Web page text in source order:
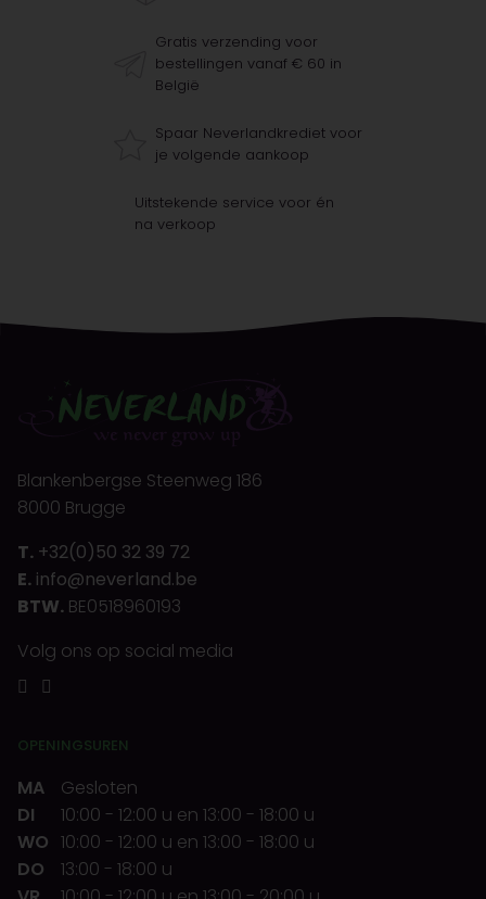
Gratis verzending voor
bestellingen vanaf € 60 in
België
Spaar Neverlandkrediet voor
je volgende aankoop
Uitstekende service voor én
na verkoop
Blankenbergse Steenweg 186
8000 Brugge
T. +32(0)50 32 39 72
E. info@neverland.be
BTW. BE0518960193
Volg ons op social media
OPENINGSUREN
MA
Gesloten
DI
10:00 - 12:00 u en 13:00 - 18:00 u
WO 10:00 - 12:00 u en 13:00 - 18:00 u
DO
13:00 - 18:00 u